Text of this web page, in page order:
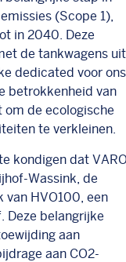
(Scope 1),
in 2040. Deze
de tankwagens uit
dedicated voor ons
betrokkenheid van
om de ecologische
te verkleinen.
kondigen dat VARO
Wassink, de
HVO100, een
Deze belangrijke
aan
aan CO2-